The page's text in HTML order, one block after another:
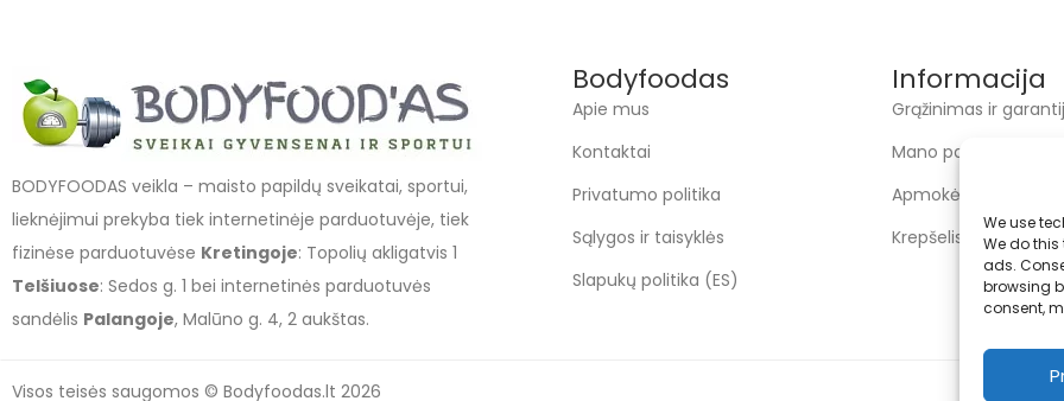
We use
We do
ads.
browsing
consent,
BODYFOODAS veikla – maisto papildų sveikatai, sportui,
lieknėjimui prekyba tiek internetinėje parduotuvėje, tiek
fizinėse parduotuvėse Kretingoje: Topolių akligatvis 1
Telšiuose: Sedos g. 1 bei internetinės parduotuvės
sandėlis Palangoje, Malūno g. 4, 2 aukštas.
Bodyfoodas
Apie mus
Kontaktai
Privatumo politika
Sąlygos ir taisyklės
Slapukų politika (ES)
Informacija
Grąžinimas ir
Mano paskyra
Apmokėjimas
Krepšelis
Visos teisės saugomos © Bodyfoodas.lt 2026